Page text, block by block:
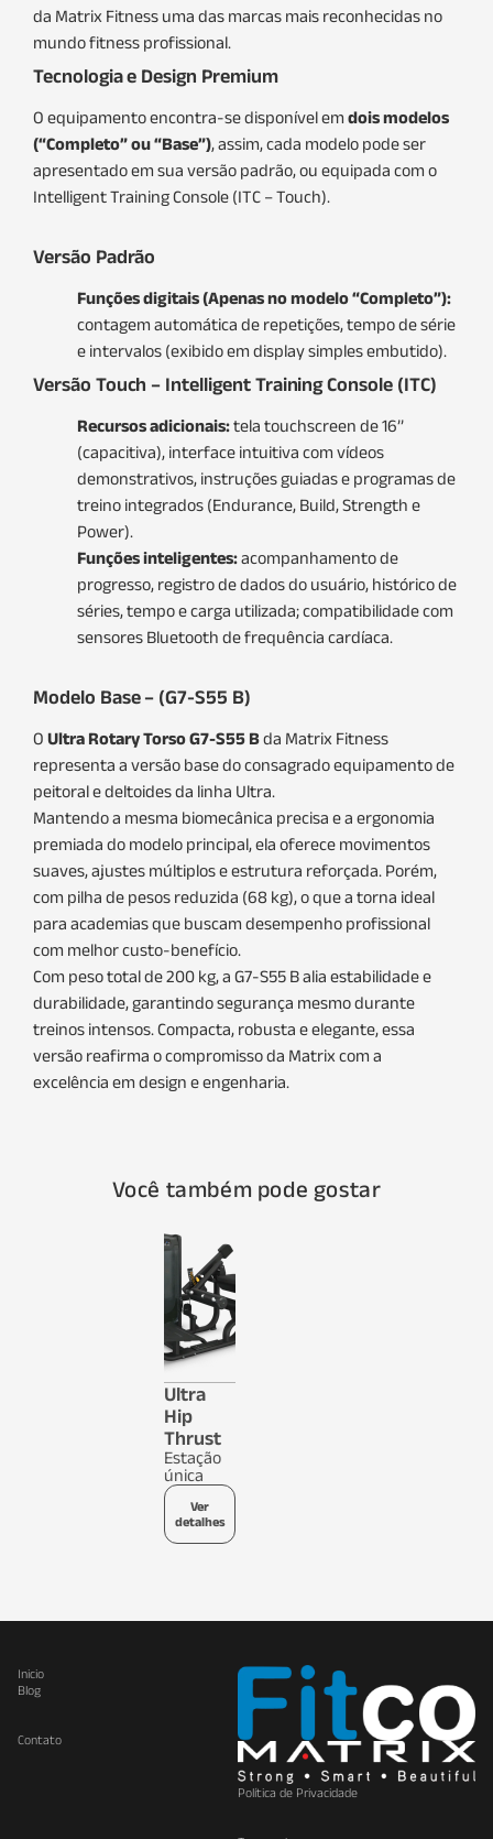
da Matrix Fitness uma das marcas mais reconhecidas no
mundo fitness profissional.
Tecnologia e Design Premium
O equipamento encontra-se disponível em dois modelos
(“Completo” ou “Base”), assim, cada modelo pode ser
apresentado em sua versão padrão, ou equipada com o
Intelligent Training Console (ITC – Touch).
Versão Padrão
Funções digitais (Apenas no modelo “Completo”):
contagem automática de repetições, tempo de série
e intervalos (exibido em display simples embutido).
Versão Touch – Intelligent Training Console (ITC)
Recursos adicionais:tela touchscreen de 16’’
(capacitiva), interface intuitiva com vídeos
demonstrativos, instruções guiadas e programas de
treino integrados (Endurance, Build, Strength e
Power).
Funções inteligentes:acompanhamento de
progresso, registro de dados do usuário, histórico de
séries, tempo e carga utilizada; compatibilidade com
sensores Bluetooth de frequência cardíaca.
Modelo Base – (G7-S55 B)
O Ultra Rotary Torso G7-S55 Bda Matrix Fitness
representa a versão base do consagrado equipamento de
peitoral e deltoides da linha Ultra.
Mantendo a mesma biomecânica precisa e a ergonomia
premiada do modelo principal, ela oferece movimentos
suaves, ajustes múltiplos e estrutura reforçada. Porém,
com pilha de pesos reduzida (68 kg), o que a torna ideal
para academias que buscam desempenho profissional
com melhor custo-benefício.
Com peso total de 200 kg, a G7-S55 B alia estabilidade e
durabilidade, garantindo segurança mesmo durante
treinos intensos. Compacta, robusta e elegante, essa
versão reafirma o compromisso da Matrix com a
excelência em design e engenharia.
Você também pode gostar
Ultra
Hip
Thrust
Estação
única
Ver
detalhes
Inicio
Blog
Contato
Política de Privacidade